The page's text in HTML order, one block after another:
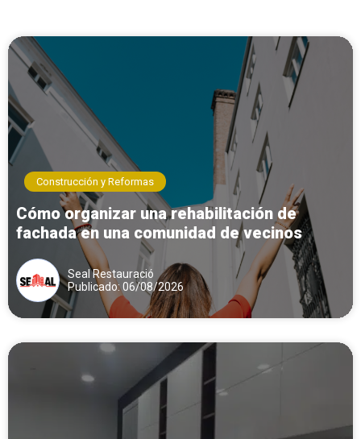
Construcción y Reformas
Cómo organizar una rehabilitación de
fachada en una comunidad de vecinos
Seal Restauració
Publicado: 06/08/2026